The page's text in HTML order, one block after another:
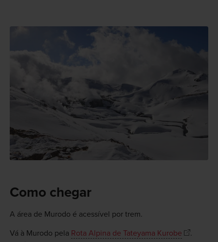
Como chegar
A área de Murodo é acessível por trem.
Vá à Murodo pela Rota Alpina de Tateyama Kurobe
.